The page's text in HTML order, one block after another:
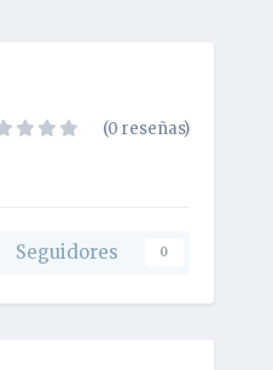
(0 reseñas)
Seguidores 0